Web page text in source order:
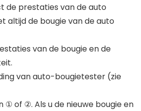
de prestaties van de auto
altijd de bougie van de auto
van de bougie en de
van auto-bougietester (zie
① of ②. Als u de nieuwe bougie en